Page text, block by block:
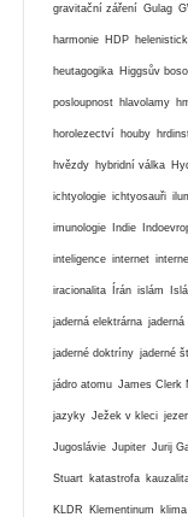
gravitační záření Gulag
harmonie HDP
heutagogika Higgsův
posloupnost hlavolamy
horolezectví houby
hvězdy hybridní válka
ichtyologie ichtyosauři
imunologie Indie
inteligence internet
iracionalita Írán islám
jaderná elektrárna jaderná
jaderné doktríny jaderné
jádro atomu James Clerk
jazyky Ježek v kleci
Jugoslávie Jupiter Jurij
Stuart katastrofa
KLDR Klementinum